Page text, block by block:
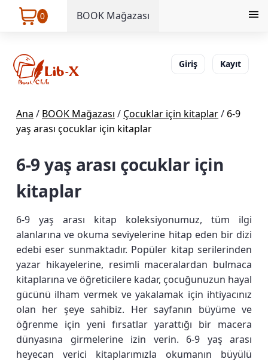
0 BOOK Mağazası
Giriş Kayıt
Ana / BOOK Mağazası / Çocuklar için kitaplar/ 6-9
yaş arası çocuklar için kitaplar
6-9 yaş arası çocuklar için
kitaplar
6-9 yaş arası kitap koleksiyonumuz, tüm ilgi
alanlarına ve okuma seviyelerine hitap eden bir dizi
edebi eser sunmaktadır. Popüler kitap serilerinden
yazar hikayelerine, resimli maceralardan bulmaca
kitaplarına ve öğreticilere kadar, çocuğunuzun hayal
gücünü ilham vermek ve yakalamak için ihtiyacınız
olan her şeye sahibiz. Her sayfanın büyüme ve
öğrenme için yeni fırsatlar yarattığı bir macera
dünyasına girmelerine izin verin. 6-9 yaş arası
heyecan verici kitaplarımızla okumanın büyülü